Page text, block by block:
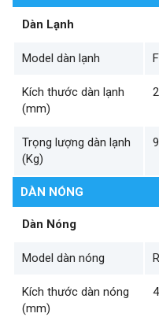
Dàn Lạnh
Model dàn lạnh
Kích thước dàn lạnh
(mm)
Trọng lượng dàn lạnh
(Kg)
DÀN NÓNG
Dàn Nóng
Model dàn nóng
Kích thước dàn nóng
(mm)